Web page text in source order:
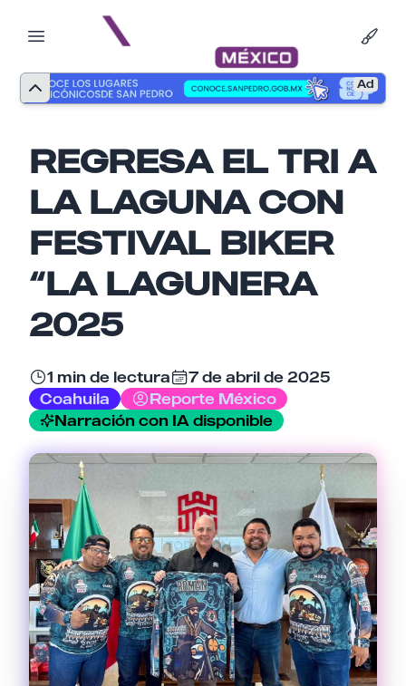
Ad
REGRESA EL TRI A
LA LAGUNA CON
FESTIVAL BIKER
“LA LAGUNERA
2025
1 min de lectura
7 de abril de 2025
Coahuila
Reporte México
Narración con IA disponible
Nombre
Email
Tu comentario
Cancelar Enviar comentario